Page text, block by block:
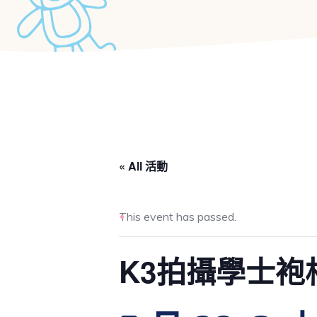
« All 活動
This event has passed.
K3拍攝學士袍